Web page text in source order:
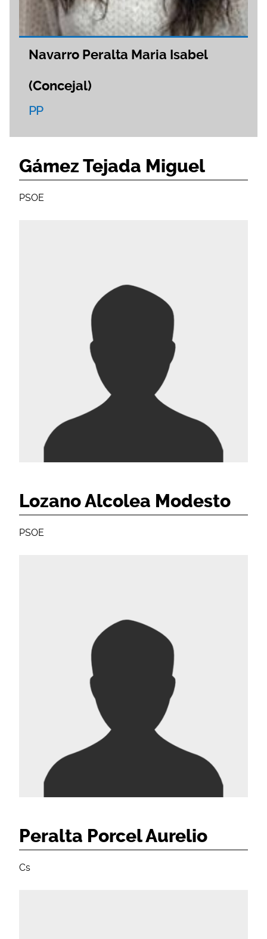
Navarro Peralta Maria Isabel
(Concejal)
PP
Gámez Tejada Miguel
PSOE
Lozano Alcolea Modesto
PSOE
Peralta Porcel Aurelio
Cs